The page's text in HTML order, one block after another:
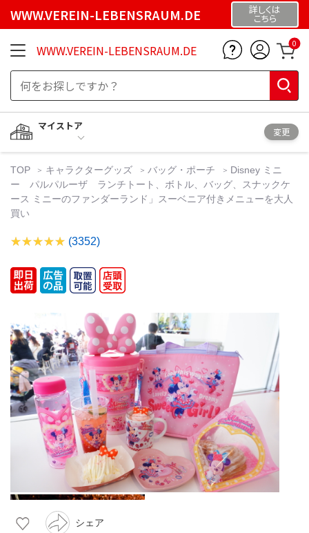
WWW.VEREIN-LEBENSRAUM.DE 詳しくは
こちら
WWW.VEREIN-LEBENSRAUM.DE 0
マイストア
変更
TOP キャラクターグッズ バッグ・ポーチ
Disney ミニ
ー パルパルーザ ランチトート、ボトル、バッグ、スナックケ
ース ミニーのファンダーランド」スーベニア付きメニューを大人
買い
(3352)
シェア